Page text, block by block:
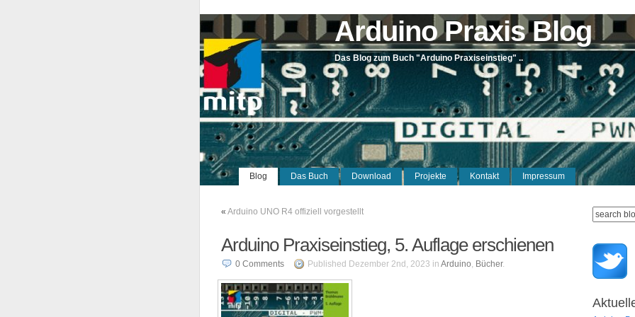
Arduino Praxis Blog
Das Blog zum Buch "Arduino Praxiseinstieg" ..
Blog Das Buch Download Projekte Kontakt Impressum
« Arduino UNO R4 offiziell vorgestellt
Arduino Praxiseinstieg, 5. Auflage erschienen
0 Comments Published Dezember 2nd, 2023 in Arduino, Bücher